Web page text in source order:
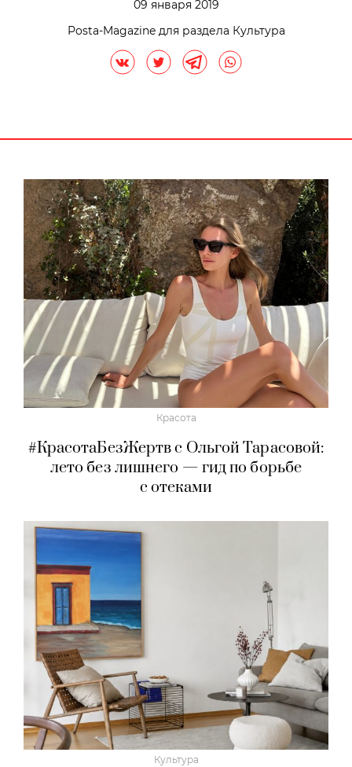
09 января 2019
Posta-Magazine для раздела Культура
Красота
#КрасотаБезЖертв с Ольгой Тарасовой:
лето без лишнего — гид по борьбе
с отеками
Культура